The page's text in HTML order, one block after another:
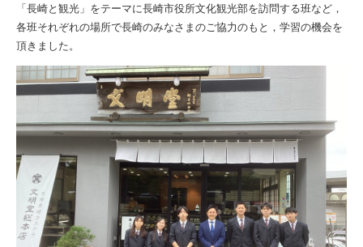
「長崎と観光」をテーマに長崎市役所文化観光部を訪問する班など，
各班それぞれの場所で長崎のみなさまのご協力のもと，学習の機会を
頂きました。